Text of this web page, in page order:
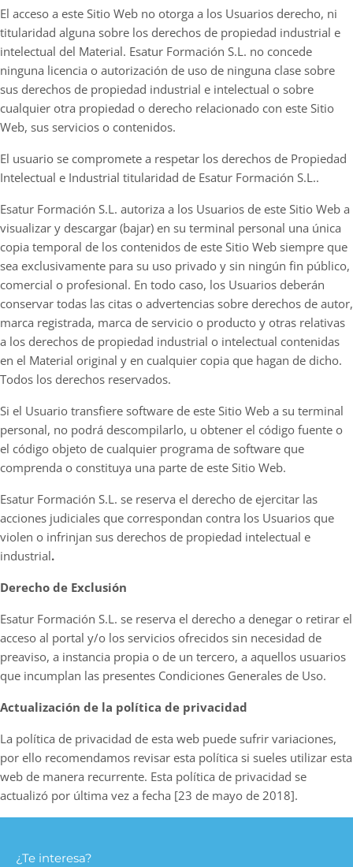
El acceso a este Sitio Web no otorga a los Usuarios derecho, ni
titularidad alguna sobre los derechos de propiedad industrial e
intelectual del Material. Esatur Formación S.L. no concede
ninguna licencia o autorización de uso de ninguna clase sobre
sus derechos de propiedad industrial e intelectual o sobre
cualquier otra propiedad o derecho relacionado con este Sitio
Web, sus servicios o contenidos.
El usuario se compromete a respetar los derechos de Propiedad
Intelectual e Industrial titularidad de Esatur Formación S.L..
Esatur Formación S.L. autoriza a los Usuarios de este Sitio Web a
visualizar y descargar (bajar) en su terminal personal una única
copia temporal de los contenidos de este Sitio Web siempre que
sea exclusivamente para su uso privado y sin ningún fin público,
comercial o profesional. En todo caso, los Usuarios deberán
conservar todas las citas o advertencias sobre derechos de autor,
marca registrada, marca de servicio o producto y otras relativas
a los derechos de propiedad industrial o intelectual contenidas
en el Material original y en cualquier copia que hagan de dicho.
Todos los derechos reservados.
Si el Usuario transfiere software de este Sitio Web a su terminal
personal, no podrá descompilarlo, u obtener el código fuente o
el código objeto de cualquier programa de software que
comprenda o constituya una parte de este Sitio Web.
Esatur Formación S.L. se reserva el derecho de ejercitar las
acciones judiciales que correspondan contra los Usuarios que
violen o infrinjan sus derechos de propiedad intelectual e
industrial.
Derecho de Exclusión
Esatur Formación S.L. se reserva el derecho a denegar o retirar el
acceso al portal y/o los servicios ofrecidos sin necesidad de
preaviso, a instancia propia o de un tercero, a aquellos usuarios
que incumplan las presentes Condiciones Generales de Uso.
Actualización de la política de privacidad
La política de privacidad de esta web puede sufrir variaciones,
por ello recomendamos revisar esta política si sueles utilizar esta
web de manera recurrente. Esta política de privacidad se
actualizó por última vez a fecha [23 de mayo de 2018].
¿Te interesa?